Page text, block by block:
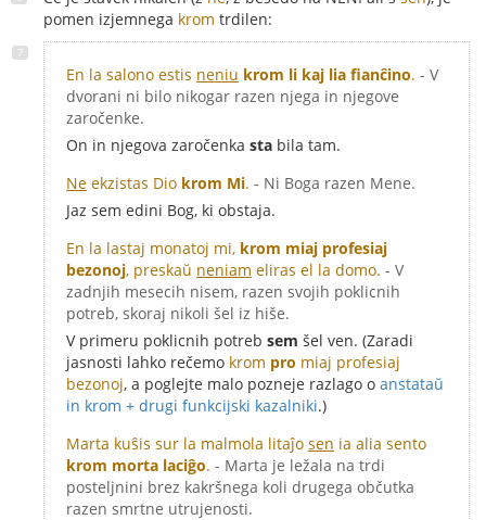
pomen izjemnega krom trdilen:
En la salono estis neniu krom li kaj lia fianĉino. - V
dvorani ni bilo nikogar razen njega in njegove
zaročenke.
On in njegova zaročenka sta bila tam.
Ne ekzistas Dio krom Mi. - Ni Boga razen Mene.
Jaz sem edini Bog, ki obstaja.
En la lastaj monatoj mi, krom miaj profesiaj
bezonoj, preskaŭ neniam eliras el la domo. - V
zadnjih mesecih nisem, razen svojih poklicnih
potreb, skoraj nikoli šel iz hiše.
V primeru poklicnih potreb sem šel ven. (Zaradi
jasnosti lahko rečemo krom pro miaj profesiaj
bezonoj, a poglejte malo pozneje razlago o anstataŭ
in krom + drugi funkcijski kazalniki.)
Marta kuŝis sur la malmola litaĵo sen ia alia sento
krom morta laciĝo. - Marta je ležala na trdi
posteljnini brez kakršnega koli drugega občutka
razen smrtne utrujenosti.